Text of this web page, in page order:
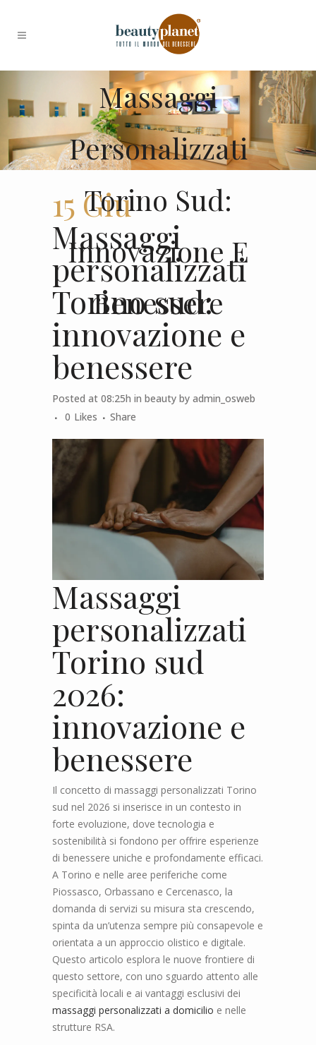
Massaggi
Personalizzati
Torino Sud:
Innovazione E
Benessere
15 Giu
Massaggi
personalizzati
Torino sud:
innovazione e
benessere
Posted at 08:25h in beauty by admin_osweb
0 Likes Share
Massaggi
personalizzati
Torino sud
2026:
innovazione e
benessere
Il concetto di massaggi personalizzati Torino
sud nel 2026 si inserisce in un contesto in
forte evoluzione, dove tecnologia e
sostenibilità si fondono per offrire esperienze
di benessere uniche e profondamente efficaci.
A Torino e nelle aree periferiche come
Piossasco, Orbassano e Cercenasco, la
domanda di servizi su misura sta crescendo,
spinta da un’utenza sempre più consapevole e
orientata a un approccio olistico e digitale.
Questo articolo esplora le nuove frontiere di
questo settore, con uno sguardo attento alle
specificità locali e ai vantaggi esclusivi dei
massaggi personalizzati a domicilio e nelle
strutture RSA.